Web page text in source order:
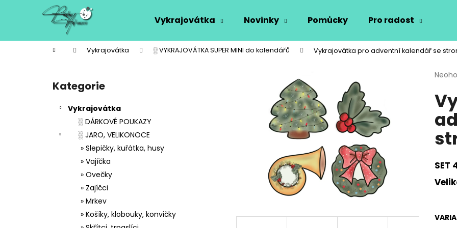
Vykrajovátka Novinky Pomůcky Pro radost
Domů Vykrajovátka ░ VYKRAJOVÁTKA SUPER MINI do kalendářů Vykrajovátka pro adventní kalendář se
Přeskočit
kategorie
Kategorie
Vykrajovátka
░ DÁRKOVÉ POUKAZY
░ JARO, VELIKONOCE
» Slepičky, kuřátka, husy
» Vajíčka
» Ovečky
» Zajíčci
» Mrkev
» Košíky, klobouky, konvičky
je
z
5
SET
í
Zpět
do
Zpět
do
Co potřebujete najít?
Doporučujeme